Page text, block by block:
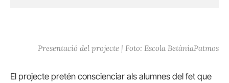
Presentació del projecte | Foto: Escola BetàniaPatmos
El projecte pretén conscienciar als alumnes del fet que